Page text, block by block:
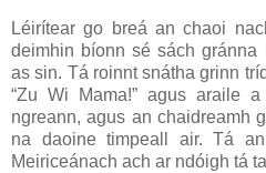
Léirítear go breá an chaoi
deimhin bíonn sé sách
as sin. Tá roinnt snátha grinn
“Zu Wi Mama!” agus araile
ngreann, agus an chaidreamh
na daoine timpeall air. Tá
Meiriceánach ach ar ndóigh tá